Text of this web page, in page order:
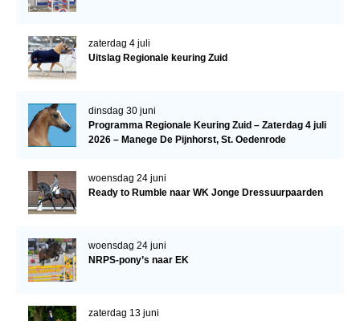
Dekhengsten
Zoek een hengst
HENGSTEN ONLINE
Hengstenselectie
AANMELDEN HENGSTENKEURING ONDER HET
Verrichtingsonderzoek 2025-2026
Verrichtingsonderzoek 2023-2024
zaterdag 4 juli
Uitslag Regionale keuring Zuid
dinsdag 30 juni
Programma Regionale Keuring Zuid – Zaterdag 4 juli
2026 – Manege De Pijnhorst, St. Oedenrode
woensdag 24 juni
Ready to Rumble naar WK Jonge Dressuurpaarden
woensdag 24 juni
NRPS-pony’s naar EK
zaterdag 13 juni